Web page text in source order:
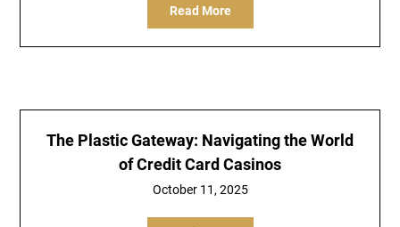
Read More
The Plastic Gateway: Navigating the World
of Credit Card Casinos
October 11, 2025